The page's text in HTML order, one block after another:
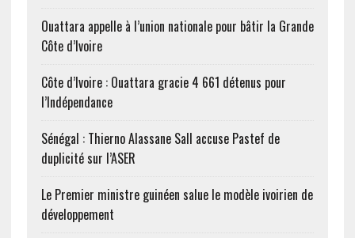
Ouattara appelle à l’union nationale pour bâtir la Grande
Côte d’Ivoire
Côte d’Ivoire : Ouattara gracie 4 661 détenus pour
l’Indépendance
Sénégal : Thierno Alassane Sall accuse Pastef de
duplicité sur l’ASER
Le Premier ministre guinéen salue le modèle ivoirien de
développement